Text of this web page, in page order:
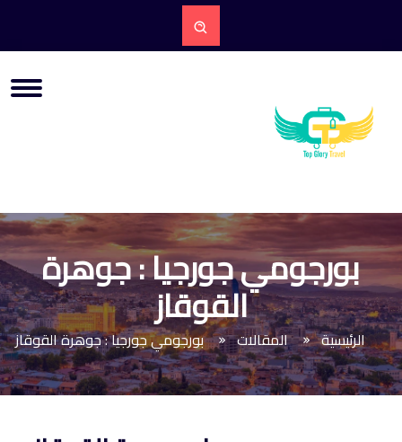
بورجومي جورجيا : جوهرة
القوقاز
الرئيسية المقالات بورجومي جورجيا : جوهرة القوقاز